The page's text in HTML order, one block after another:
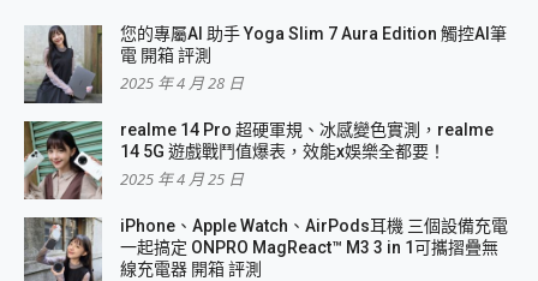
您的專屬AI 助手 Yoga Slim 7 Aura Edition 觸控AI筆
電 開箱 評測
2025 年 4 月 28 日
realme 14 Pro 超硬軍規、冰感變色實測，realme
14 5G 遊戲戰鬥值爆表，效能x娛樂全都要！
2025 年 4 月 25 日
iPhone、Apple Watch、AirPods耳機 三個設備充電
一起搞定 ONPRO MagReact™ M3 3 in 1可攜摺疊無
線充電器 開箱 評測